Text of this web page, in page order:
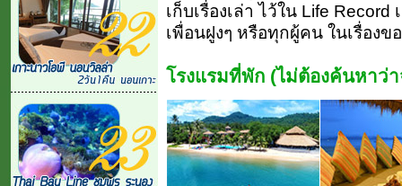
เก็บเรื่องเล่า ไว้ใน Life
เพื่อนฝูงๆ หรือทุกผู้คน ในเรื่องข
โรงแรมที่พัก (ไม่ต้องค้นหาว่